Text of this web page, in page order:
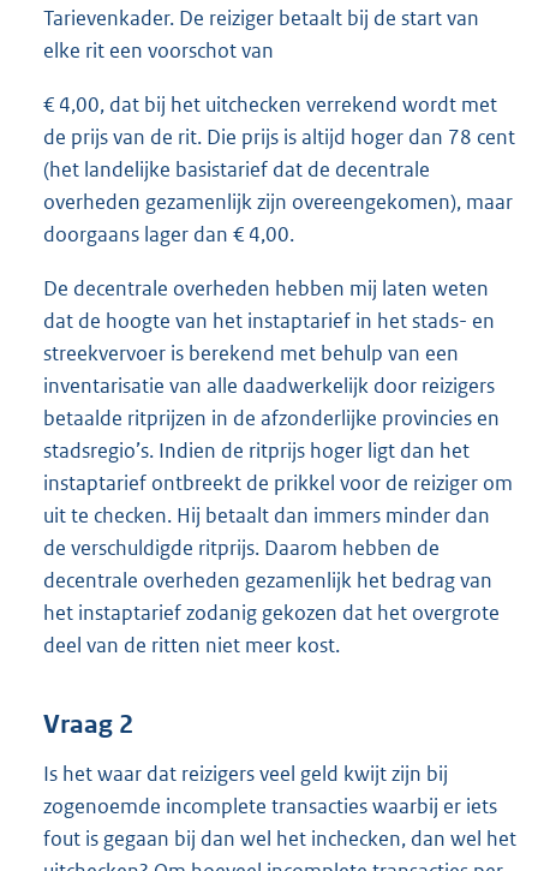
Tarievenkader. De reiziger betaalt bij de start van
elke rit een voorschot van
€ 4,00, dat bij het uitchecken verrekend wordt met
de prijs van de rit. Die prijs is altijd hoger dan 78 cent
(het landelijke basistarief dat de decentrale
overheden gezamenlijk zijn overeengekomen), maar
doorgaans lager dan € 4,00.
De decentrale overheden hebben mij laten weten
dat de hoogte van het instaptarief in het stads- en
streekvervoer is berekend met behulp van een
inventarisatie van alle daadwerkelijk door reizigers
betaalde ritprijzen in de afzonderlijke provincies en
stadsregio’s. Indien de ritprijs hoger ligt dan het
instaptarief ontbreekt de prikkel voor de reiziger om
uit te checken. Hij betaalt dan immers minder dan
de verschuldigde ritprijs. Daarom hebben de
decentrale overheden gezamenlijk het bedrag van
het instaptarief zodanig gekozen dat het overgrote
deel van de ritten niet meer kost.
Vraag 2
Is het waar dat reizigers veel geld kwijt zijn bij
zogenoemde incomplete transacties waarbij er iets
fout is gegaan bij dan wel het inchecken, dan wel het